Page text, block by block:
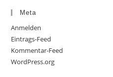
Meta
Anmelden
Eintrags-Feed
Kommentar-Feed
WordPress.org